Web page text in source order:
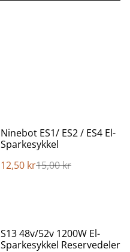
%
Ninebot ES1/ ES2 / ES4 El-
Sparkesykkel
12,50 kr15,00 kr
%
S13 48v/52v 1200W El-
Sparkesykkel Reservedeler